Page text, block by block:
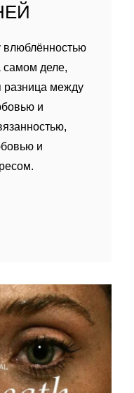
влюблённостью
деле,
между
и
и